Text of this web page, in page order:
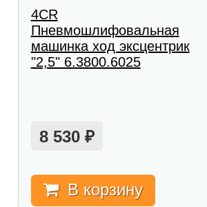
4CR
Пневмошлифовальная
машинка ход эксцентрик
"2,5" 6.3800.6025
8 530 ₽
В корзину